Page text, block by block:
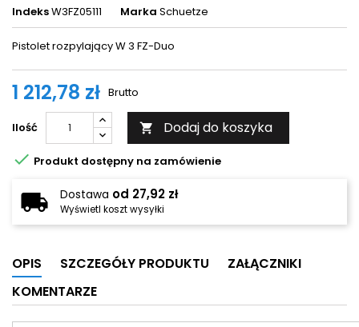
IndeksW3FZ05111 Marka Schuetze
Pistolet rozpylający W 3 FZ-Duo
1 212,78 zł Brutto
Ilość  Dodaj do koszyka
 Produkt dostępny na zamówienie
Dostawa od 27,92 zł
Wyświetl koszt wysyłki
OPIS SZCZEGÓŁY PRODUKTU
ZAŁĄCZNIKI
KOMENTARZE